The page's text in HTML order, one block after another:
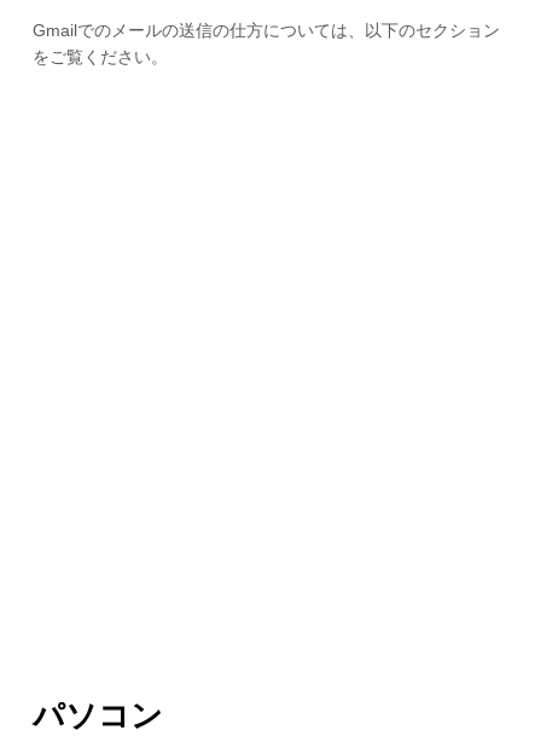
Gmailでのメールの送信の仕方については、以下のセクション
をご覧ください。
パソコン